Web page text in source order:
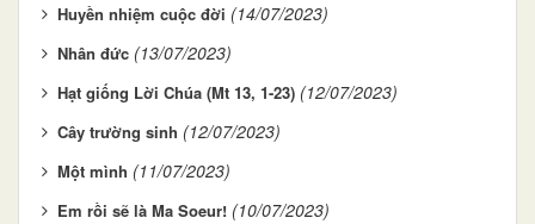
Huyền nhiệm cuộc đời (14/07/2023)
Nhân đức (13/07/2023)
Hạt giống Lời Chúa (Mt 13, 1-23) (12/07/2023)
Cây trường sinh (12/07/2023)
Một mình (11/07/2023)
Em rồi sẽ là Ma Soeur! (10/07/2023)